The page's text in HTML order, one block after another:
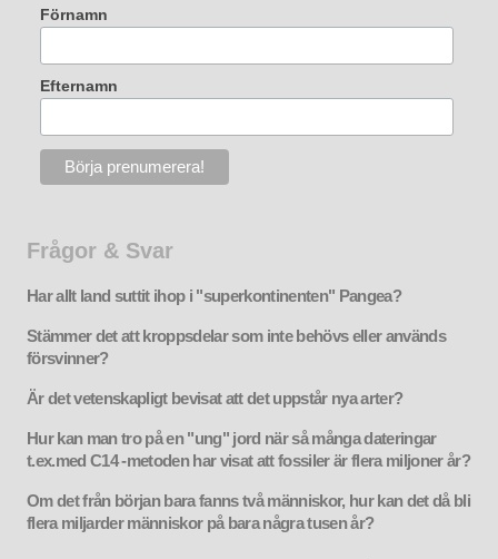
Förnamn
Efternamn
Frågor & Svar
Har allt land suttit ihop i "superkontinenten" Pangea?
Stämmer det att kroppsdelar som inte behövs eller används
försvinner?
Är det vetenskapligt bevisat att det uppstår nya arter?
Hur kan man tro på en "ung" jord när så många dateringar
t.ex.med C14 -metoden har visat att fossiler är flera miljoner år?
Om det från början bara fanns två människor, hur kan det då bli
flera miljarder människor på bara några tusen år?